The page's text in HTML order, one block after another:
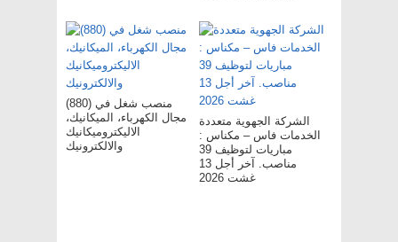
(880) منصب شغل في
مجال الكهرباء، الميكانيك،
الاليكتروميكانيك
والالكترونيك
الشركة الجهوية متعددة
الخدمات فاس – مکناس :
مباريات لتوظيف 39
مناصب. آخر أجل 13
غشت 2026